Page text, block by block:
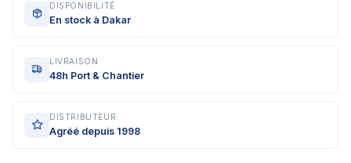
DISPONIBILITÉ
En stock à Dakar
LIVRAISON
48h Port & Chantier
DISTRIBUTEUR
Agréé depuis 1998